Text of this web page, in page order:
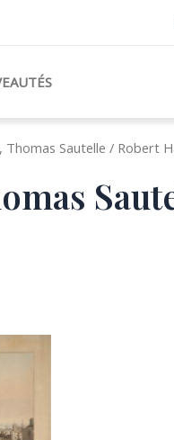
Sautelle / Robert